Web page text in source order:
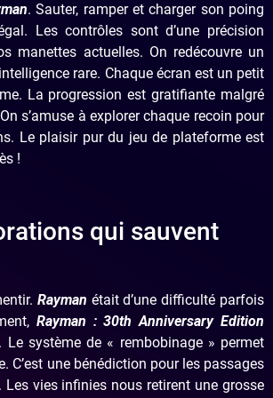
. Sauter, ramper et charger son poing
Les contrôles sont d’une précision
manettes actuelles. On redécouvre un
rare. Chaque écran est un petit
La progression est gratifiante malgré
s’amuse à explorer chaque recoin pour
Le plaisir pur du jeu de plateforme est
!
qui sauvent
Rayman était d’une difficulté parfois
Rayman : 30th Anniversary Edition
Le système de « rembobinage » permet
C’est une bénédiction pour les passages
vies infinies nous retirent une grosse